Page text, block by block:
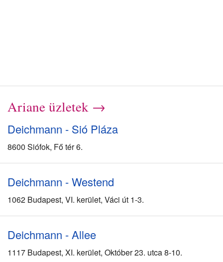
Ariane üzletek →
Deichmann - Sió Pláza
8600 Siófok, Fő tér 6.
Deichmann - Westend
1062 Budapest, VI. kerület, Váci út 1-3.
Deichmann - Allee
1117 Budapest, XI. kerület, Október 23. utca 8-10.